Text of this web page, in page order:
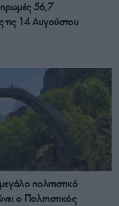
56,7
τις 14 Αυγούστου
πολιτιστικό
ο Πολιτιστικός